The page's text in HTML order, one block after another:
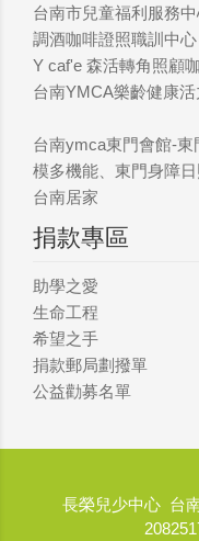
台南市兒童福利服務
調酒咖啡證照職訓中心
Y caf'e 森活轉角照顧
台南YMCA樂齡健康
台南ymca東門會館-東
模多機能、東門身障日
台南居家
捐款專區
助學之愛
生命工程
希望之手
捐款郵局劃撥單
公益勸募名單
長榮兒少中心 台